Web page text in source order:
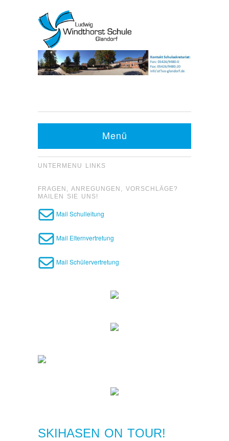
Fax: 05426 9480-20
Menü
UNTERMENU LINKS
FRAGEN, ANREGUNGEN, VORSCHLÄGE?
MAILEN SIE UNS!
Mail Schulleitung
Mail Elternvertretung
Mail Schülervertretung
SKIHASEN ON TOUR!